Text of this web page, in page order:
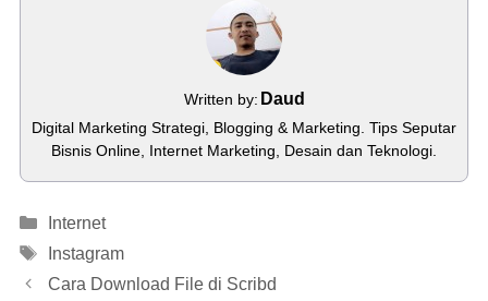
Written by: Daud
Digital Marketing Strategi, Blogging & Marketing. Tips Seputar
Bisnis Online, Internet Marketing, Desain dan Teknologi.
Categories
Internet
Tags
Instagram
Cara Download File di Scribd